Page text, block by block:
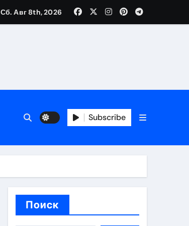
Сб. Авг 8th, 2026
Subscribe
Поиск